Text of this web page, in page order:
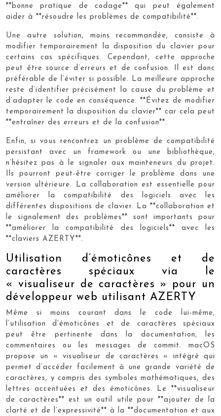
**bonne pratique de codage** qui peut également
aider à **résoudre les problèmes de compatibilité**.
Une autre solution, moins recommandée, consiste à
modifier temporairement la disposition du clavier pour
certains cas spécifiques. Cependant, cette approche
peut être source d’erreurs et de confusion. Il est donc
préférable de l’éviter si possible. La meilleure approche
reste d’identifier précisément la cause du problème et
d’adapter le code en conséquence. **Évitez de modifier
temporairement la disposition du clavier** car cela peut
**entraîner des erreurs et de la confusion**.
Enfin, si vous rencontrez un problème de compatibilité
persistant avec un framework ou une bibliothèque,
n’hésitez pas à le signaler aux mainteneurs du projet.
Ils pourront peut-être corriger le problème dans une
version ultérieure. La collaboration est essentielle pour
améliorer la compatibilité des logiciels avec les
différentes dispositions de clavier. La **collaboration et
le signalement des problèmes** sont importants pour
**améliorer la compatibilité des logiciels** avec les
**claviers AZERTY**.
Utilisation d’émoticônes et de
caractères spéciaux via le
« visualiseur de caractères » pour un
développeur web utilisant AZERTY
Même si moins courant dans le code lui-même,
l’utilisation d’émoticônes et de caractères spéciaux
peut être pertinente dans la documentation, les
commentaires ou les messages de commit. macOS
propose un « visualiseur de caractères » intégré qui
permet d’accéder facilement à une grande variété de
caractères, y compris des symboles mathématiques, des
lettres accentuées et des émoticônes. Le **visualiseur
de caractères** est un outil utile pour **ajouter de la
clarté et de l’expressivité** à la **documentation et aux